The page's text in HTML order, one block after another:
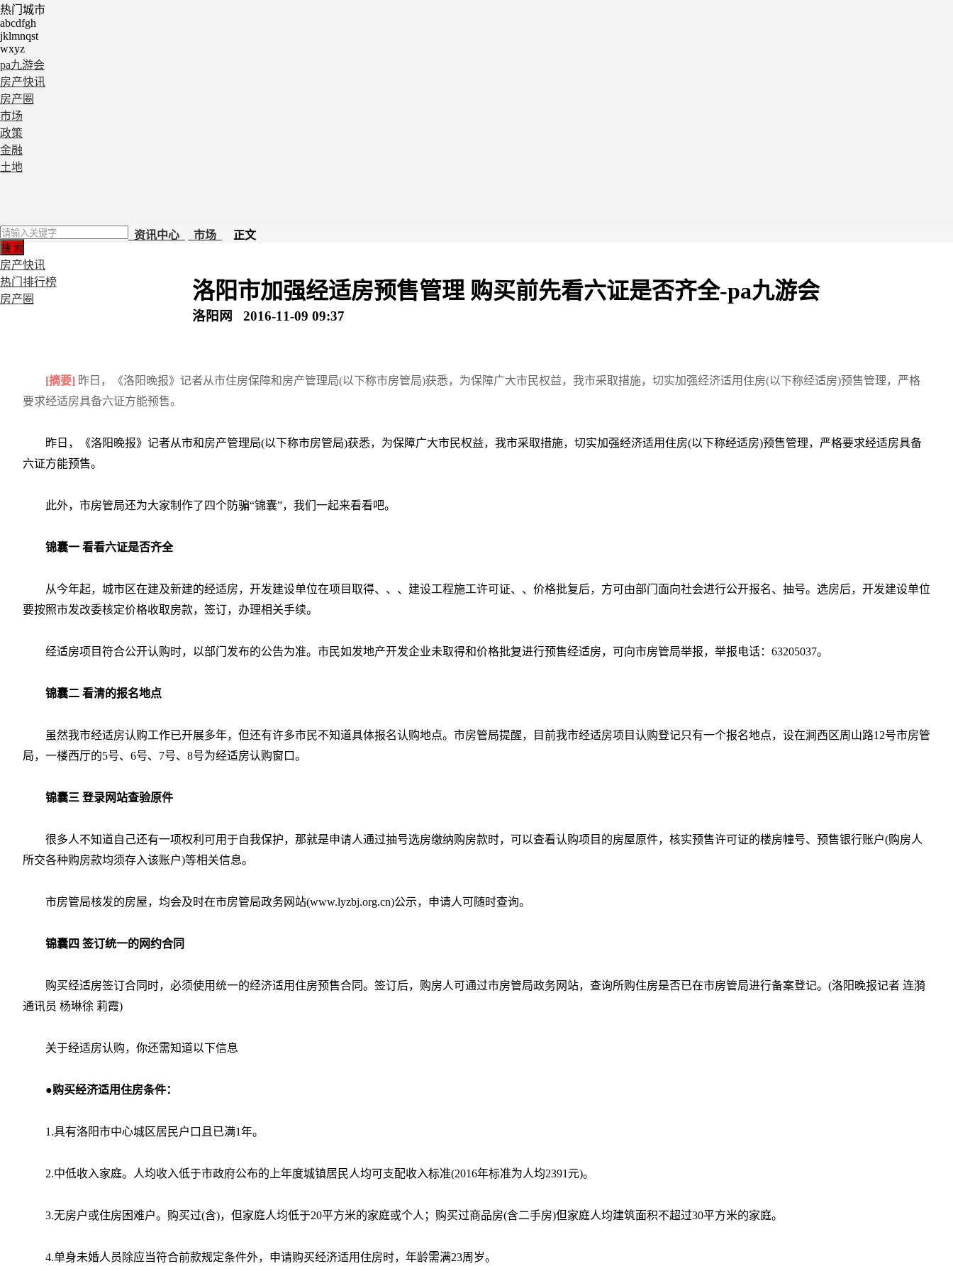
热门城市
abcdfgh
jklmnqst
wxyz
pa九游会
房产快讯
房产圈
市场
政策
金融
土地
房产快讯
热门排行榜
房产圈
资讯中心 市场 正文
洛阳市加强经适房预售管理 购买前先看六证是否齐全-pa九游会
洛阳网 2016-11-09 09:37
[摘要] 昨日，《洛阳晚报》记者从市住房保障和房产管理局(以下称市房管局)获悉，为保障广大市民权益，我市采取措施，切实加强经济适用住房(以下称经适房)预售管理，严格
要求经适房具备六证方能预售。
昨日，《洛阳晚报》记者从市和房产管理局(以下称市房管局)获悉，为保障广大市民权益，我市采取措施，切实加强经济适用住房(以下称经适房)预售管理，严格要求经适房具备
六证方能预售。
此外，市房管局还为大家制作了四个防骗“锦囊”，我们一起来看看吧。
锦囊一 看看六证是否齐全
从今年起，城市区在建及新建的经适房，开发建设单位在项目取得、、、建设工程施工许可证、、价格批复后，方可由部门面向社会进行公开报名、抽号。选房后，开发建设单位
要按照市发改委核定价格收取房款，签订，办理相关手续。
经适房项目符合公开认购时，以部门发布的公告为准。市民如发地产开发企业未取得和价格批复进行预售经适房，可向市房管局举报，举报电话：63205037。
锦囊二 看清的报名地点
虽然我市经适房认购工作已开展多年，但还有许多市民不知道具体报名认购地点。市房管局提醒，目前我市经适房项目认购登记只有一个报名地点，设在涧西区周山路12号市房管
局，一楼西厅的5号、6号、7号、8号为经适房认购窗口。
锦囊三 登录网站查验原件
很多人不知道自己还有一项权利可用于自我保护，那就是申请人通过抽号选房缴纳购房款时，可以查看认购项目的房屋原件，核实预售许可证的楼房幢号、预售银行账户(购房人
所交各种购房款均须存入该账户)等相关信息。
市房管局核发的房屋，均会及时在市房管局政务网站(www.lyzbj.org.cn)公示，申请人可随时查询。
锦囊四 签订统一的网约合同
购买经适房签订合同时，必须使用统一的经济适用住房预售合同。签订后，购房人可通过市房管局政务网站，查询所购住房是否已在市房管局进行备案登记。(洛阳晚报记者 连漪
通讯员 杨琳徐 莉霞)
关于经适房认购，你还需知道以下信息
●购买经济适用住房条件：
1.具有洛阳市中心城区居民户口且已满1年。
2.中低收入家庭。人均收入低于市政府公布的上年度城镇居民人均可支配收入标准(2016年标准为人均2391元)。
3.无房户或住房困难户。购买过(含)，但家庭人均低于20平方米的家庭或个人；购买过商品房(含二手房)但家庭人均建筑面积不超过30平方米的家庭。
4.单身未婚人员除应当符合前款规定条件外，申请购买经济适用住房时，年龄需满23周岁。